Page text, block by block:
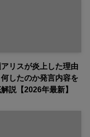
アリスが炎上した理由
したのか発言内容を
説【2026年最新】